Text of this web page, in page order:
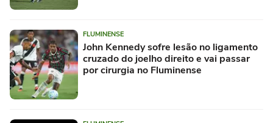
FLUMINENSE
John Kennedy sofre lesão no ligamento
cruzado do joelho direito e vai passar
por cirurgia no Fluminense